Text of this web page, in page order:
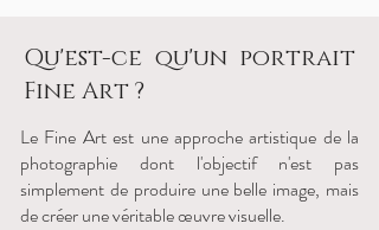
Qu'est-ce qu'un portrait
Fine Art ?
Le Fine Art est une approche artistique de la
photographie dont l'objectif n'est pas
simplement de produire une belle image, mais
de créer une véritable œuvre visuelle.